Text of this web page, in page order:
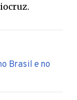
Brasil e no